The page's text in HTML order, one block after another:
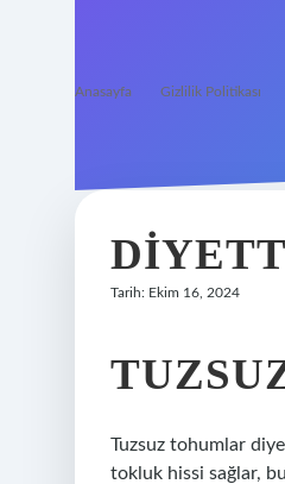
Anasayfa Gizlilik Politikası
Tarih: Ekim 16, 2024
Tuzsuz tohumlar
tokluk hissi sağlar,